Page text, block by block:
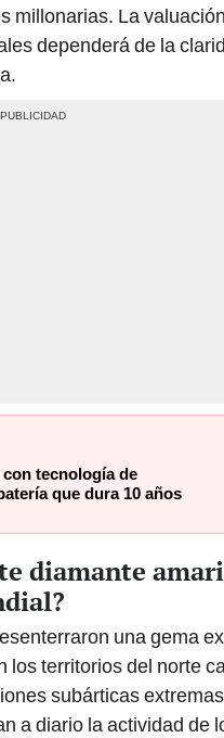
millonarias. La
dependerá de la
tecnología de
que dura 10 años
diamante
una gema
los territorios del norte
subárticas
a diario la actividad de